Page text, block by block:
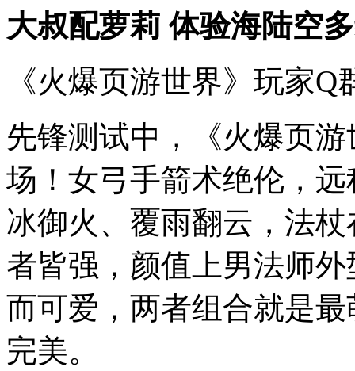
大叔配萝莉 体验海陆空
《火爆页游世界》玩家Q
先锋测试中，《火爆页
场！女弓手箭术绝伦，
冰御火、覆雨翻云，法
者皆强，颜值上男法师
而可爱，两者组合就是
完美。